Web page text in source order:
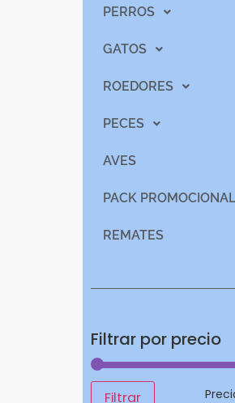
PERROS
GATOS
ROEDORES
PECES
AVES
PACK PROMOCIONAL
REMATES
Filtrar por precio
Filtrar